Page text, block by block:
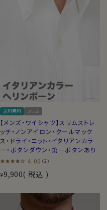
送料無料 スリム
【メンズ・ワイシャツ】スリムストレ
ッチ・ノンアイロン・クールマック
ス・ドライ・ニット・イタリアンカラ
ー・ボタンダウン・第一ボタンあり
4.00 （2）
¥9,900 税込